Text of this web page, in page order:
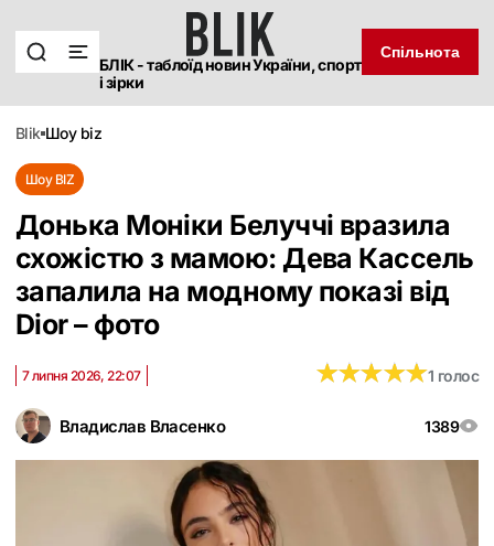
БЛІК - таблоїд новин України, спорт
і зірки
Спільнота
blik шоу biz
Шоу BIZ
Донька Моніки Белуччі вразила
схожістю з мамою: Дева Кассель
запалила на модному показі від
Dior – фото
Владислав Власенко 1389
7 липня 2026, 22:07 ★★★★★
★★★★★1 голос